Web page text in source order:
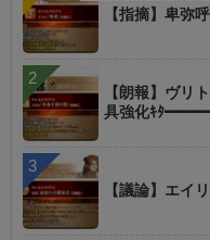
【指摘】卑弥
【朗報】ヴリ
具強化ｷﾀ
【議論】エイ